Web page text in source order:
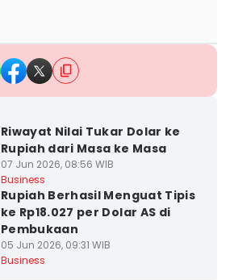
Riwayat Nilai Tukar Dolar ke
Rupiah dari Masa ke Masa
07 Jun 2026, 08:56 WIB
Business
Rupiah Berhasil Menguat Tipis
ke Rp18.027 per Dolar AS di
Pembukaan
05 Jun 2026, 09:31 WIB
Business